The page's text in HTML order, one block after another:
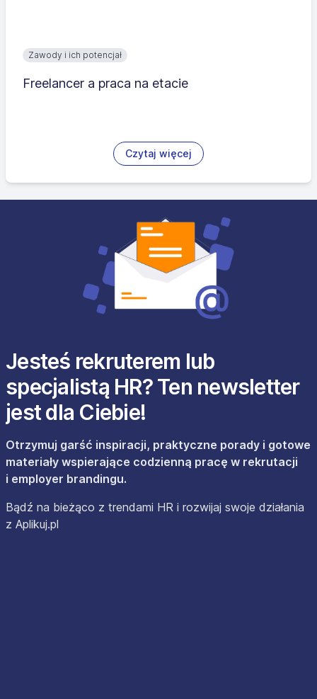
Zawody i ich potencjał
Freelancer a praca na etacie
Czytaj więcej
Jesteś rekruterem lub
specjalistą HR? Ten newsletter
jest dla Ciebie!
Otrzymuj garść inspiracji, praktyczne porady i gotowe
materiały wspierające codzienną pracę w rekrutacji
i employer brandingu.
Bądź na bieżąco z trendami HR i rozwijaj swoje działania
z Aplikuj.pl